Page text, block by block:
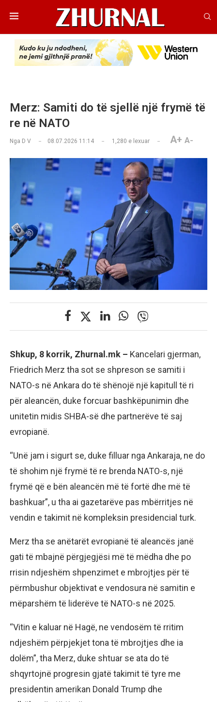
Merz: Samiti do të sjellë një frymë të
re në NATO
Nga D V 08.07.2026 11:14 1,280 e lexuar A+ A-
Shkup, 8 korrik, Zhurnal.mk – Kancelari gjerman,
Friedrich Merz tha sot se shpreson se samiti i
NATO-s në Ankara do të shënojë një kapitull të ri
për aleancën, duke forcuar bashkëpunimin dhe
unitetin midis SHBA-së dhe partnerëve të saj
evropianë.
“Unë jam i sigurt se, duke filluar nga Ankaraja, ne do
të shohim një frymë të re brenda NATO-s, një
frymë që e bën aleancën më të fortë dhe më të
bashkuar”, u tha ai gazetarëve pas mbërritjes në
vendin e takimit në kompleksin presidencial turk.
Merz tha se anëtarët evropianë të aleancës janë
gati të mbajnë përgjegjësi më të mëdha dhe po
rrisin ndjeshëm shpenzimet e mbrojtjes për të
përmbushur objektivat e vendosura në samitin e
mëparshëm të liderëve të NATO-s në 2025.
“Vitin e kaluar në Hagë, ne vendosëm të rritim
ndjeshëm përpjekjet tona të mbrojtjes dhe ia
dolëm”, tha Merz, duke shtuar se ata do të
shqyrtojnë progresin gjatë takimit të tyre me
presidentin amerikan Donald Trump dhe